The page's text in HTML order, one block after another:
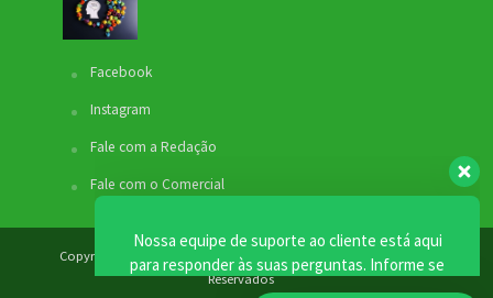
Facebook
Instagram
Fale com a Redação
Fale com o Comercial
Copyright © 2012 - 2026. Revista Bem Estar - Todos os Direitos
Reservados
Não disponível no momento
SEO / Marketing
Não disponível no momento